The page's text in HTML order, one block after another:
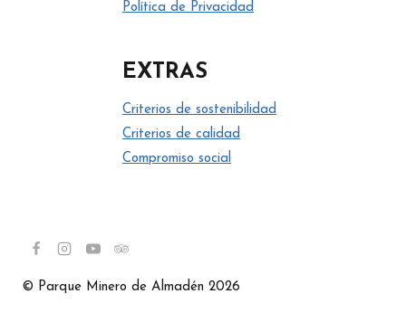
Política de Privacidad
EXTRAS
Criterios de sostenibilidad
Criterios de calidad
Compromiso social
© Parque Minero de Almadén 2026